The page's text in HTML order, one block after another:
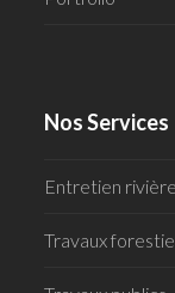
Nos Services
Entretien rivière
Travaux